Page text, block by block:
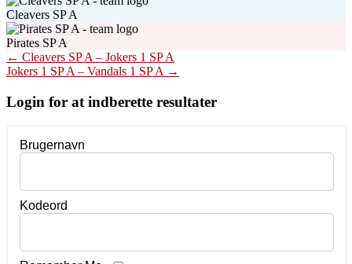
Cleavers SP A
Pirates SP A
Post
navigation
← Cleavers SP A – Jokers 1 SP A
Jokers 1 SP A – Vandals 1 SP A →
Login for at indberette resultater
Brugernavn
Kodeord